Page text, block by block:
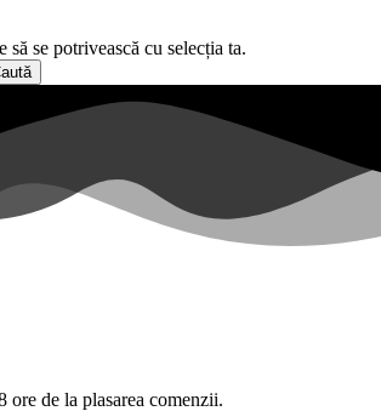
se potrivească cu selecția ta.
ore de la plasarea comenzii.